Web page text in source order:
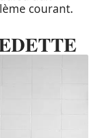
courant.